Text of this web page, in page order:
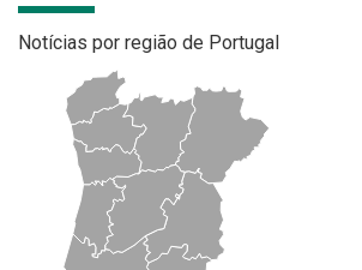
Notícias por região de Portugal